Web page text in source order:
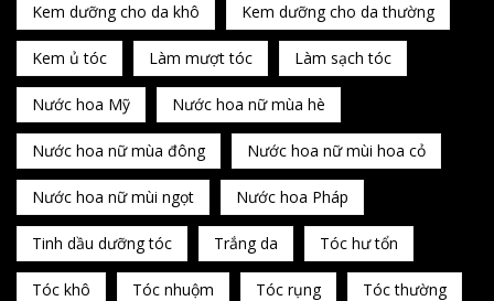
Kem dưỡng cho da khô Kem dưỡng cho da thường
Kem ủ tóc Làm mượt tóc Làm sạch tóc
Nước hoa Mỹ Nước hoa nữ mùa hè
Nước hoa nữ mùa đông Nước hoa nữ mùi hoa cỏ
Nước hoa nữ mùi ngọt Nước hoa Pháp
Tinh dầu dưỡng tóc Trắng da Tóc hư tổn
Tóc khô Tóc nhuộm Tóc rụng Tóc thường